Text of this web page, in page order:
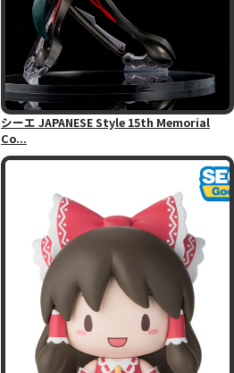
シーエ JAPANESE Style 15th Memorial
Co...